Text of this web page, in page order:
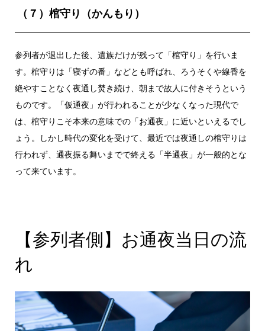
（７）棺守り（かんもり）
参列者が退出した後、遺族だけが残って「棺守り」を行いま
す。棺守りは「寝ずの番」などとも呼ばれ、ろうそくや線香を
絶やすことなく夜通し焚き続け、朝まで故人に付きそうという
ものです。「仮通夜」が行われることが少なくなった現代で
は、棺守りこそ本来の意味での「お通夜」に近いといえるでし
ょう。しかし時代の変化を受けて、最近では夜通しの棺守りは
行われず、通夜振る舞いまでで終える「半通夜」が一般的とな
って来ています。
【参列者側】お通夜当日の流
れ